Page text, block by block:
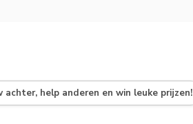
achter, help anderen en win leuke prijzen!